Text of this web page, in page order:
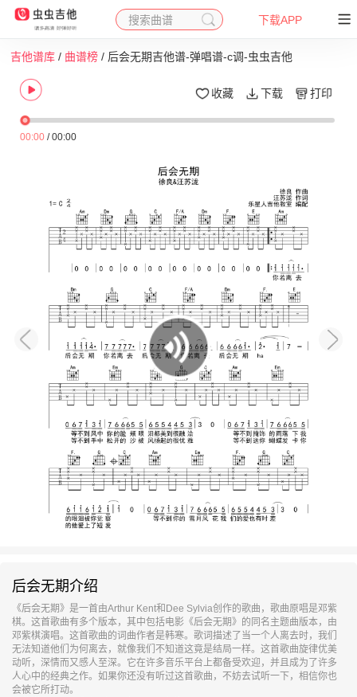
搜索曲谱 下载APP
吉他谱库 / 曲谱榜 / 后会无期吉他谱-弹唱谱-c调-虫虫吉他
收藏 下载 打印
00:00 /00:00
后会无期介绍
《后会无期》是一首由Arthur Kent和Dee Sylvia创作的歌曲，歌曲原唱是邓紫
棋。这首歌曲有多个版本，其中包括电影《后会无期》的同名主题曲版本，由
邓紫棋演唱。这首歌曲的词曲作者是韩寒。歌词描述了当一个人离去时，我们
无法知道他们为何离去，就像我们不知道这竟是结局一样。这首歌曲旋律优美
动听，深情而又感人至深。它在许多音乐平台上都备受欢迎，并且成为了许多
人心中的经典之作。如果你还没有听过这首歌曲，不妨去试听一下，相信你也
会被它所打动。